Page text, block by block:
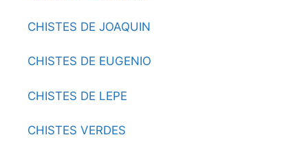
CHISTES DE JOAQUIN
CHISTES DE EUGENIO
CHISTES DE LEPE
CHISTES VERDES